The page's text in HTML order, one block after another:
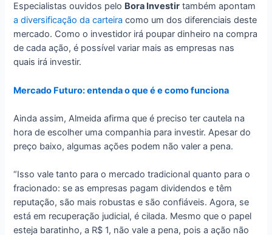
Especialistas ouvidos pelo Bora Investir também apontam
a diversificação da carteira como um dos diferenciais deste
mercado. Como o investidor irá poupar dinheiro na compra
de cada ação, é possível variar mais as empresas nas
quais irá investir.
Mercado Futuro: entenda o que é e como funciona
Ainda assim, Almeida afirma que é preciso ter cautela na
hora de escolher uma companhia para investir. Apesar do
preço baixo, algumas ações podem não valer a pena.
“Isso vale tanto para o mercado tradicional quanto para o
fracionado: se as empresas pagam dividendos e têm
reputação, são mais robustas e são confiáveis. Agora, se
está em recuperação judicial, é cilada. Mesmo que o papel
esteja baratinho, a R$ 1, não vale a pena, pois a ação não